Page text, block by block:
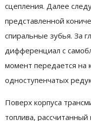
сцепления. Далее
представленной
спиральные зубья. За
дифференциал с
момент передается на
одноступенчатых
Поверх корпуса
топлива, рассчитанный